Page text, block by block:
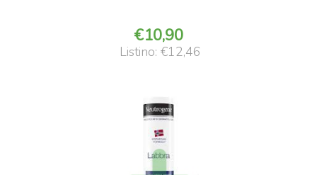
10,90
Listino: €12,46